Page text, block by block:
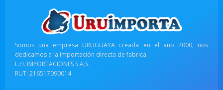
Somos una empresa URUGUAYA creada en el año 2000, nos
dedicamos a la importación directa de fabrica.
L.H. IMPORTACIONES S.A.S.
RUT: 216517090014